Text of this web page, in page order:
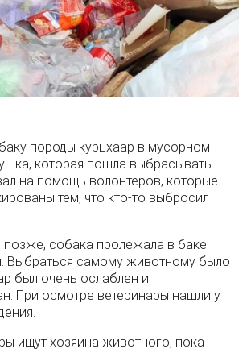
породы курцхаар в мусорном
которая пошла выбрасывать
на помощь волонтеров, которые
тем, что кто-то выбросил
позже, собака пролежала в баке
Выбраться самому животному было
был очень ослаблен и
При осмотре ветеринары нашли у
ищут хозяина животного, пока